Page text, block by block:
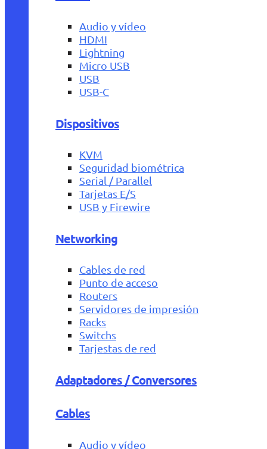
Audio y vídeo
HDMI
Lightning
Micro USB
USB
USB-C
Dispositivos
KVM
Seguridad biométrica
Serial / Parallel
Tarjetas E/S
USB y Firewire
Networking
Cables de red
Punto de acceso
Routers
Servidores de impresión
Racks
Switchs
Tarjestas de red
Adaptadores / Conversores
Cables
Audio y vídeo